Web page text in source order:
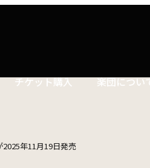
演奏会
チケット購入 楽団につい
東響コーラス
（物品寄付）
年11月19日発売